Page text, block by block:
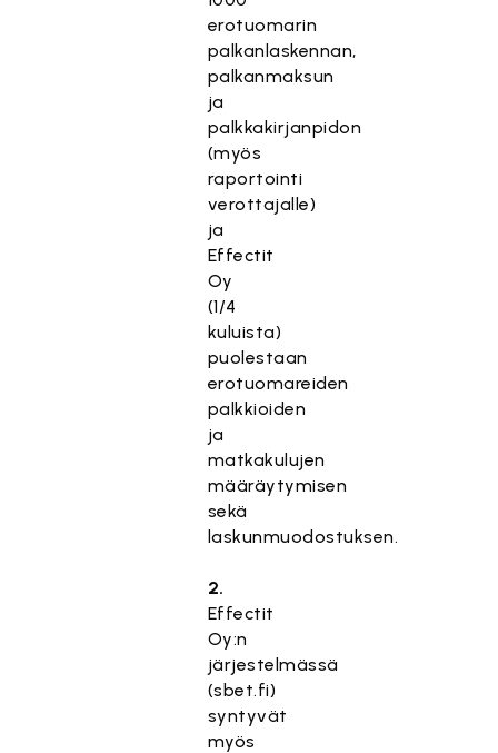
erotuomarin
palkanlaskennan,
palkanmaksun
ja
palkkakirjanpidon
(myös
raportointi
verottajalle)
ja
Effectit
Oy
(1/4
kuluista)
puolestaan
erotuomareiden
palkkioiden
ja
matkakulujen
määräytymisen
sekä
laskunmuodostuksen.
2.
Effectit
Oy:n
järjestelmässä
(sbet.fi)
syntyvät
myös